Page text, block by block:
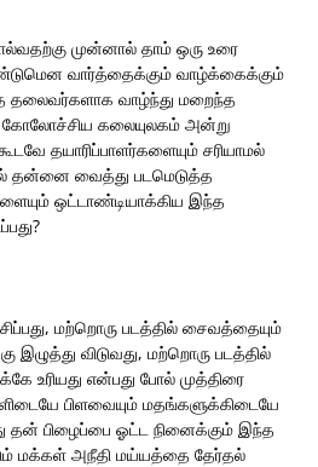
முன்னால் தாம் ஒரு உரை
வார்த்தைக்கும் வாழ்க்கைக்கும்
வாழ்ந்து மறைந்த
கலையுலகம் அன்று
தயாரிப்பாளர்களையும் சரியாமல்
தன்னை வைத்து படமெடுத்த
ஒட்டாண்டியாக்கிய இந்த
மற்றொரு படத்தில் சைவத்தையும்
விடுவது, மற்றொரு படத்தில்
உரியது என்பது போல் முத்திரை
பிளவையும் மதங்களுக்கிடையே
தன் பிழைப்பை ஓட்ட நினைக்கும் இந்த
மக்கள் அநீதி மய்யத்தை தேர்தல்